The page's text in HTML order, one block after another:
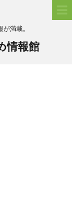
満載。
情報館